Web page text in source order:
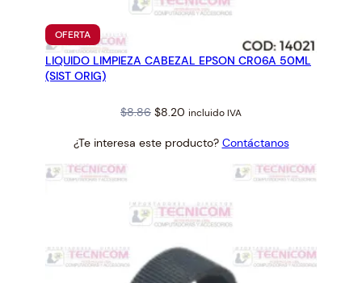
OFERTAPRODUCTO
EN
OFERTA
LIQUIDO LIMPIEZA CABEZAL EPSON CR06A 50ML
(SIST ORIG)
$8.86 Original
was:
$8.20 Current
is:
incluido IVA
¿Te interesa este producto? Contáctanos